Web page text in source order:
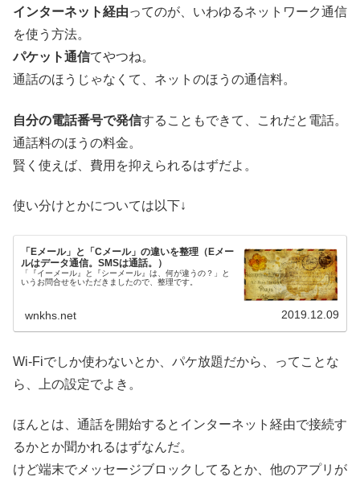
インターネット経由ってのが、いわゆるネットワーク通信
を使う方法。
パケット通信てやつね。
通話のほうじゃなくて、ネットのほうの通信料。
自分の電話番号で発信することもできて、これだと電話。
通話料のほうの料金。
賢く使えば、費用を抑えられるはずだよ。
使い分けとかについては以下↓
「Eメール」と「Cメール」の違いを整理（Eメー
ルはデータ通信。SMSは通話。）
「『イーメール』と『シーメール』は、何が違うの？」と
いうお問合せをいただきましたので、整理です。
wnkhs.net 2019.12.09
Wi-Fiでしか使わないとか、パケ放題だから、ってことな
ら、上の設定でよき。
ほんとは、通話を開始するとインターネット経由で接続す
るかとか聞かれるはずなんだ。
けど端末でメッセージブロックしてるとか、他のアプリが